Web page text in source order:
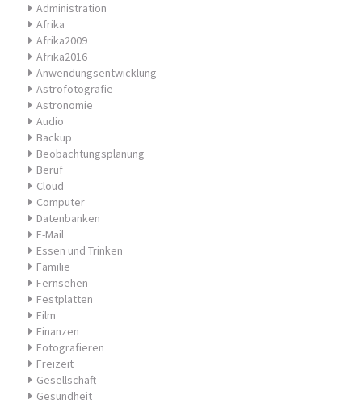
Administration
Afrika
Afrika2009
Afrika2016
Anwendungsentwicklung
Astrofotografie
Astronomie
Audio
Backup
Beobachtungsplanung
Beruf
Cloud
Computer
Datenbanken
E-Mail
Essen und Trinken
Familie
Fernsehen
Festplatten
Film
Finanzen
Fotografieren
Freizeit
Gesellschaft
Gesundheit